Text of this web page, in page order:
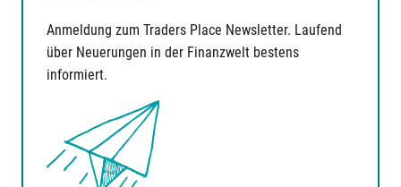
Anmeldung zum Traders Place Newsletter. Laufend
über Neuerungen in der Finanzwelt bestens
informiert.